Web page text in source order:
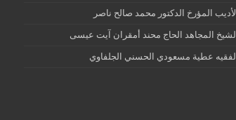
الأديب المؤرخ الدكتور محمد صالح ناصر
الشيخ المجاهد الحاج محند أمقران آيت عيسى
الفقيه عطية مسعودي الحسني الجلفاوي